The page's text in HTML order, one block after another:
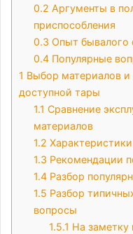
0.2 Аргументы в
приспособления
0.3 Опыт бывалого
0.4 Популярные
1 Выбор материалов и
доступной тары
1.1 Сравнение
материалов
1.2
1.3 Рекомендации
1.4 Разбор
1.5 Разбор
вопросы
1.5.1 На заметку